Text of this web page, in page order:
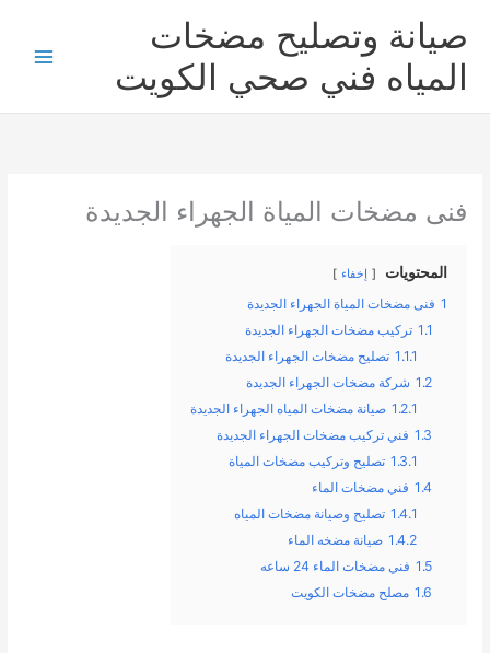
المحتوى
صيانة وتصليح مضخات
المياه فني صحي الكويت
فنى مضخات المياة الجهراء الجديدة
المحتويات إخفاء
1 فنى مضخات المياة الجهراء الجديدة
1.1 تركيب مضخات الجهراء الجديدة
1.1.1 تصليح مضخات الجهراء الجديدة
1.2 شركة مضخات الجهراء الجديدة
1.2.1 صيانة مضخات المياه الجهراء الجديدة
1.3 فني تركيب مضخات الجهراء الجديدة
1.3.1 تصليح وتركيب مضخات المياة
1.4 فني مضخات الماء
1.4.1 تصليح وصيانة مضخات المياه
1.4.2 صيانة مضخه الماء
1.5 فني مضخات الماء 24 ساعه
1.6 مصلح مضخات الكويت